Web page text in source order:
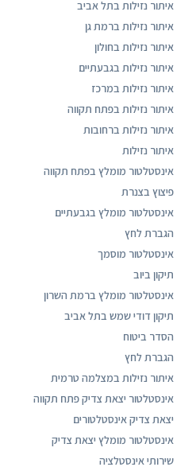
איתור נזילות בתל אביב
איתור נזילות ברמת גן
איתור נזילות בחולון
איתור נזילות בגבעתיים
איתור נזילות במרכז
איתור נזילות בפתח תקווה
איתור נזילות ברחובות
איתור נזילות
אינסטלטור מומלץ בפתח תקווה
פיצוץ בצנרת
אינסטלטור מומלץ בגבעתיים
הגברת לחץ
אינסטלטור מוסמך
תיקון ביוב
אינסטלטור מומלץ ברמת השרון
תיקון דודי שמש בתל אביב
הסדר ביטוח
הגברת לחץ
איתור נזילות במצלמה טרמית
אינסטלטור יצאת צדיק פתח תקווה
יצאת צדיק אינסטלטורים
אינסטלטור מומלץ יצאת צדיק
שירותי אינסטלציה